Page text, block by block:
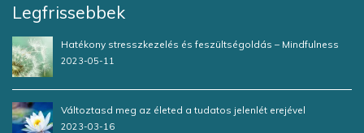
Legfrissebbek
Hatékony stresszkezelés és feszültségoldás – Mindfulness
2023-05-11
Változtasd meg az életed a tudatos jelenlét erejével
2023-03-16